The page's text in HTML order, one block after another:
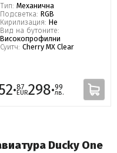
Тип: Механична
Подсветка: RGB
Кирилизация: Не
Вид на бутоните:
Високопрофилни
Суитч: Cherry MX Clear
87
EUR298·99
лв.
Ducky One